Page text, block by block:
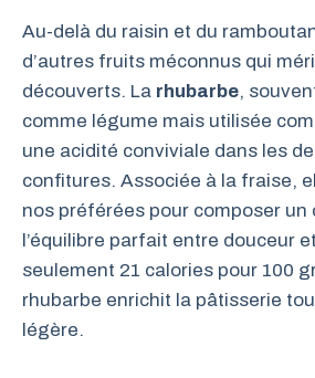
Au-delà du raisin et du
d’autres fruits méconnus qui
découverts. La rhubarbe,
comme légume mais utilisée
une acidité conviviale dans les
confitures. Associée à la fraise,
nos préférées pour composer un
l’équilibre parfait entre douceur
seulement 21 calories pour 100
rhubarbe enrichit la pâtisserie
légère.